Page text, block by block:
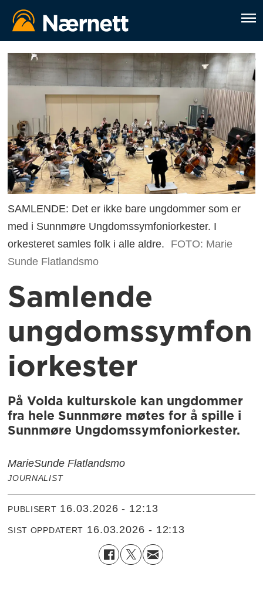
SAMLENDE: Det er ikke bare ungdommer som er
med i Sunnmøre Ungdomssymfoniorkester. I
orkesteret samles folk i alle aldre.
FOTO: Marie
Sunde Flatlandsmo
Samlende
ungdomssymfon
iorkester
På Volda kulturskole kan ungdommer
fra hele Sunnmøre møtes for å spille i
Sunnmøre Ungdomssymfoniorkester.
MarieSunde Flatlandsmo
JOURNALIST
PUBLISERT 16.03.2026 - 12:13
SIST OPPDATERT 16.03.2026 - 12:13